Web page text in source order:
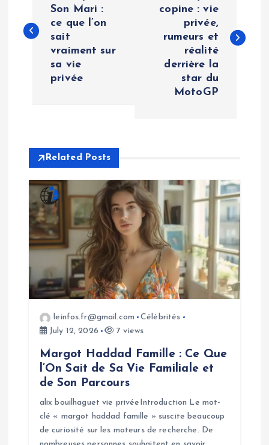
s
v
g
a
t
Son Mari :
ce que l’on
sait
vraiment sur
sa vie
privée
copine : vie
privée,
rumeurs et
réalité
derrière la
star du
MotoGP
Related Posts
leinfos.fr@gmail.com
Célébrités
July 12, 2026
7 views
Margot Haddad Famille : Ce Que
l’On Sait de Sa Vie Familiale et
de Son Parcours
alix bouilhaguet vie privéeIntroduction Le mot-
clé « margot haddad famille » suscite beaucoup
de curiosité sur les moteurs de recherche. De